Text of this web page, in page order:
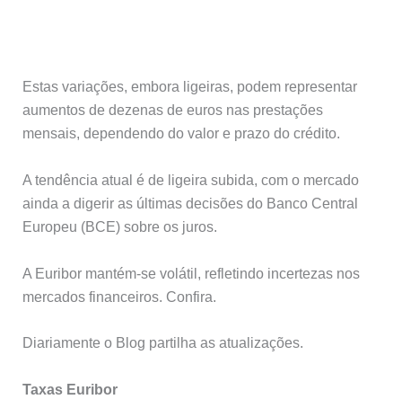
Estas variações, embora ligeiras, podem representar
aumentos de dezenas de euros nas prestações
mensais, dependendo do valor e prazo do crédito.
A tendência atual é de ligeira subida, com o mercado
ainda a digerir as últimas decisões do Banco Central
Europeu (BCE) sobre os juros.
A Euribor mantém-se volátil, refletindo incertezas nos
mercados financeiros. Confira.
Diariamente o Blog partilha as atualizações.
Taxas Euribor